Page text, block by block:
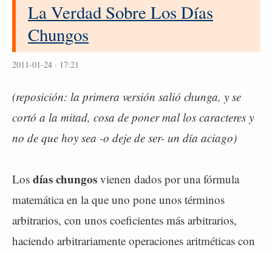
La Verdad Sobre Los Días
Chungos
2011-01-24 · 17:21
(reposición: la primera versión salió chunga, y se
cortó a la mitad, cosa de poner mal los caracteres y
no de que hoy sea -o deje de ser- un día aciago)
Los días chungos vienen dados por una fórmula
matemática en la que uno pone unos términos
arbitrarios, con unos coeficientes más arbitrarios,
haciendo arbitrariamente operaciones aritméticas con